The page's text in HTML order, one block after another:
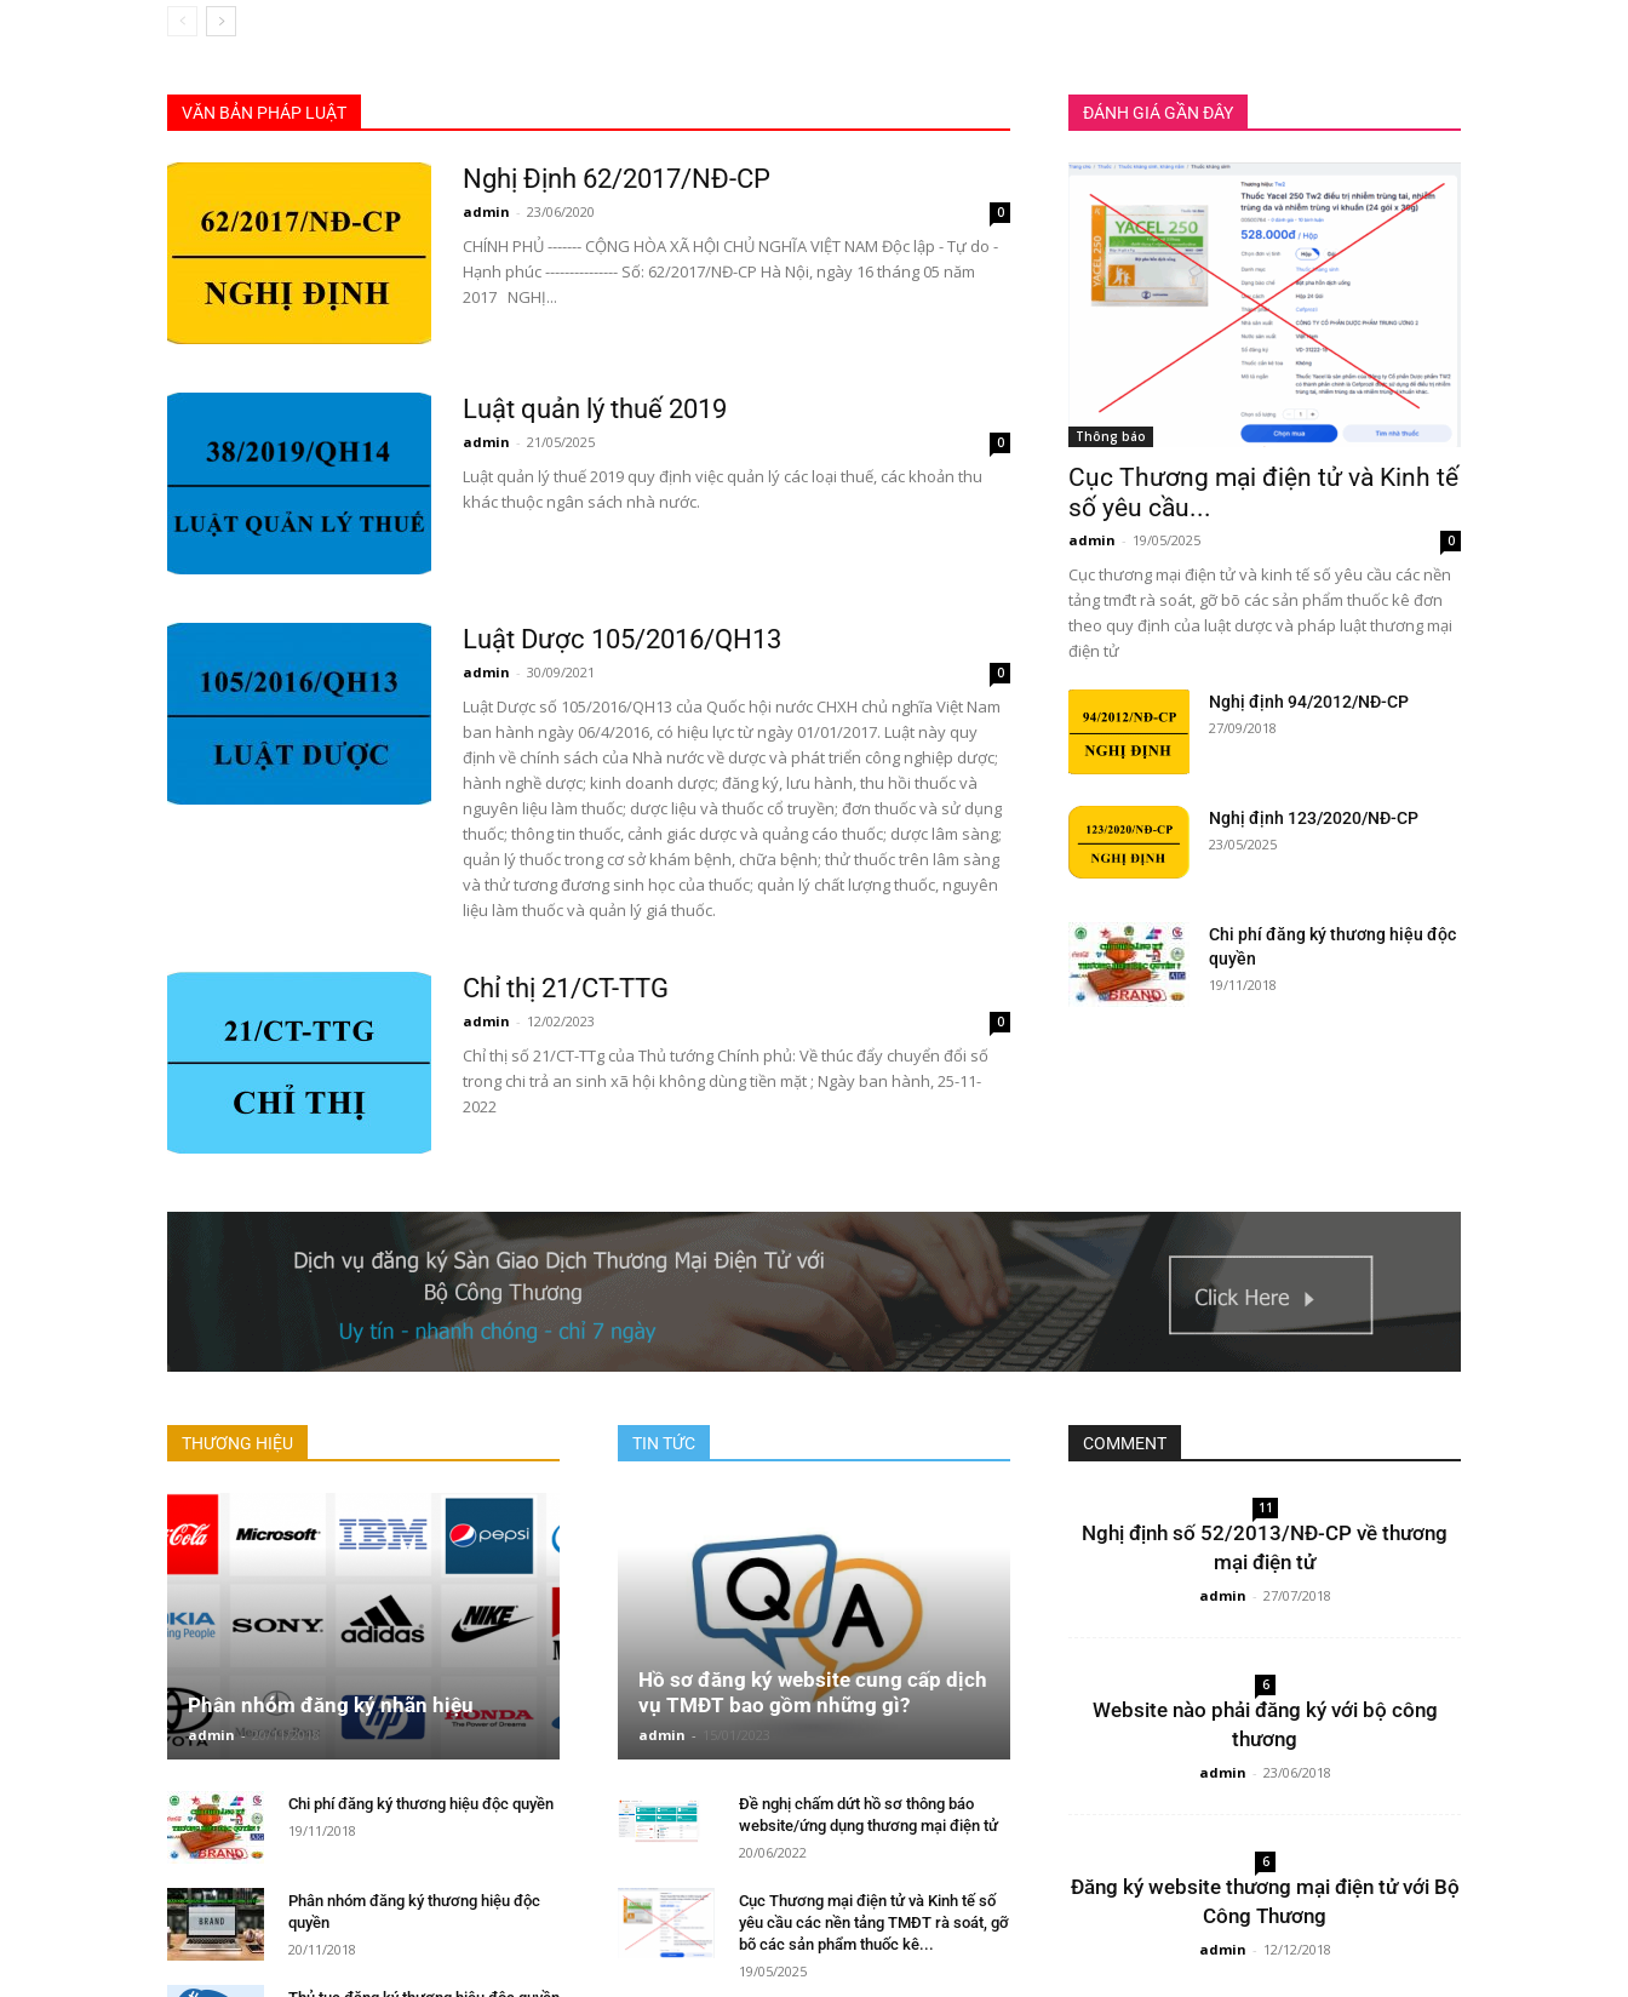
VĂN BẢN PHÁP LUẬT
Nghị Định 62/2017/NĐ-CP
admin - 23/06/2020 0
CHÍNH PHỦ ------- CỘNG HÒA XÃ HỘI CHỦ NGHĨA VIỆT NAM Độc lập - Tự do -
Hạnh phúc --------------- Số: 62/2017/NĐ-CP Hà Nội, ngày 16 tháng 05 năm
2017 NGHỊ...
Luật quản lý thuế 2019
admin - 21/05/2025 0
Luật quản lý thuế 2019 quy định việc quản lý các loại thuế, các khoản thu
khác thuộc ngân sách nhà nước.
Luật Dược 105/2016/QH13
admin - 30/09/2021 0
Luật Dược số 105/2016/QH13 của Quốc hội nước CHXH chủ nghĩa Việt Nam
ban hành ngày 06/4/2016, có hiệu lực từ ngày 01/01/2017. Luật này quy
định về chính sách của Nhà nước về dược và phát triển công nghiệp dược;
hành nghề dược; kinh doanh dược; đăng ký, lưu hành, thu hồi thuốc và
nguyên liệu làm thuốc; dược liệu và thuốc cổ truyền; đơn thuốc và sử dụng
thuốc; thông tin thuốc, cảnh giác dược và quảng cáo thuốc; dược lâm sàng;
quản lý thuốc trong cơ sở khám bệnh, chữa bệnh; thử thuốc trên lâm sàng
và thử tương đương sinh học của thuốc; quản lý chất lượng thuốc, nguyên
liệu làm thuốc và quản lý giá thuốc.
Chỉ thị 21/CT-TTG
admin - 12/02/2023 0
Chỉ thị số 21/CT-TTg của Thủ tướng Chính phủ: Về thúc đẩy chuyển đổi số
trong chi trả an sinh xã hội không dùng tiền mặt ; Ngày ban hành, 25-11-
2022
ĐÁNH GIÁ GẦN ĐÂY
Thông báo
Cục Thương mại điện tử và Kinh tế
số yêu cầu...
admin - 19/05/2025 0
Cục thương mại điện tử và kinh tế số yêu cầu các nền
tảng tmđt rà soát, gỡ bõ các sản phẩm thuốc kê đơn
theo quy định của luật dược và pháp luật thương mại
điện tử
Nghị định 94/2012/NĐ-CP
27/09/2018
Nghị định 123/2020/NĐ-CP
23/05/2025
Chi phí đăng ký thương hiệu độc
quyền
19/11/2018
THƯƠNG HIỆU
Phân nhóm đăng ký nhãn hiệu
admin - 20/11/2018
Chi phí đăng ký thương hiệu độc quyền
19/11/2018
Phân nhóm đăng ký thương hiệu độc
quyền
20/11/2018
TIN TỨC
Hồ sơ đăng ký website cung cấp dịch
vụ TMĐT bao gồm những gì?
admin -
Đề nghị chấm dứt hồ sơ thông báo
website/ứng dụng thương mại điện tử
20/06/2022
Cục Thương mại điện tử và Kinh tế số
yêu cầu các nền tảng TMĐT rà soát, gỡ
bõ các sản phẩm thuốc kê...
19/05/2025
COMMENT
11
Nghị định số 52/2013/NĐ-CP về thương
mại điện tử
admin - 27/07/2018
6
Website nào phải đăng ký với bộ công
thương
admin - 23/06/2018
6
Đăng ký website thương mại điện tử với Bộ
Công Thương
admin - 12/12/2018